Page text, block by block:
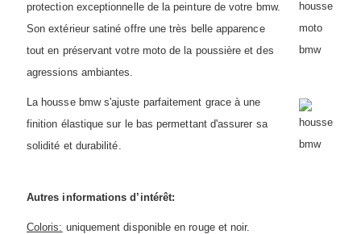
protection exceptionnelle de la peinture de votre bmw.
Son extérieur satiné offre une très belle apparence
tout en préservant votre moto de la poussière et des
agressions ambiantes.
La housse bmw s'ajuste parfaitement grace à une
finition élastique sur le bas permettant d'assurer sa
solidité et durabilité.
Autres informations d’intérêt:
Coloris: uniquement disponible en rouge et noir.